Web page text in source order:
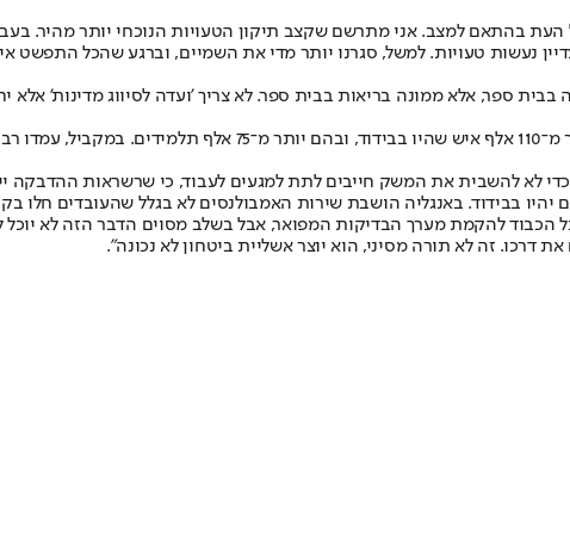
כל העת בהתאם למצב. אני מתרשם שקצב תיקון הטעויות הנוכחי יותר מהיר.
נעשות טעויות. למשל, סגרנו יותר מדי את השמיים, וברגע שהכל התפשט
ספר, אלא ממונה בריאות בבית ספר. לא צריך 'ועדה לסיווג מדינות' אלא
השבוע הנוכחי עמד בסימן מגיפת הבידודים שהקשתה על תלמידים, הורים ומקומות עבודה, עם
וכדי לא להשבית את המשק חייבים לתת למגעים לעבוד, כי שרשראות ההדבקה
בבידוד. באנגליה הושבת שירות האמבולנסים לא בגלל שהעובדים חלו
להקמת מערך הבדיקות המפואר, אבל בשלב מסוים הדבר הזה לא יוכל
דרכו. זה לא תורה מסיני, הוא יוצר אשליית ביטחון לא נכונה".